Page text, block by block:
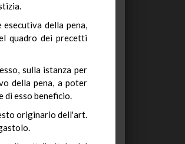
della pena,
quadro dei precetti
sulla istanza per
della pena, a poter
esso beneficio.
originario dell'art.